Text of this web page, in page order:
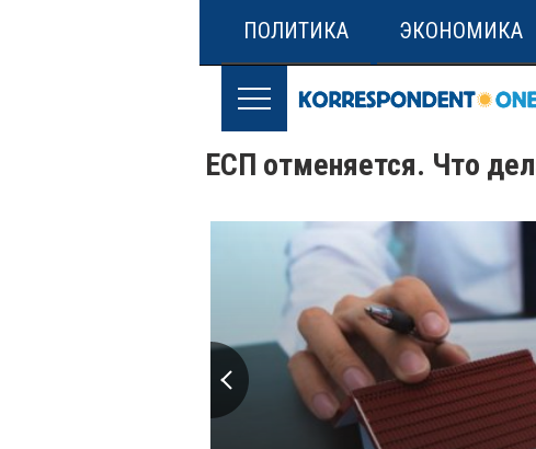
ПОЛИТИКА ЭКОНОМИКА
ЕСП отменяется. Что